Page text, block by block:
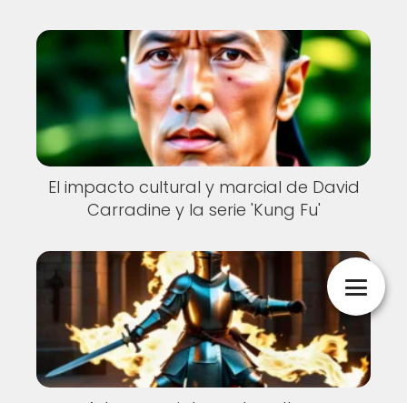
El impacto cultural y marcial de David
Carradine y la serie 'Kung Fu'